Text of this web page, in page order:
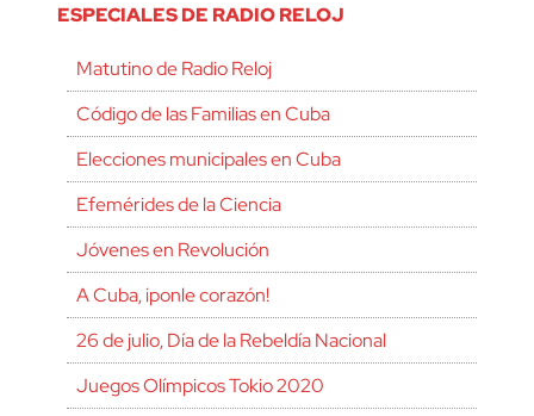
ESPECIALES DE RADIO RELOJ
Matutino de Radio Reloj
Código de las Familias en Cuba
Elecciones municipales en Cuba
Efemérides de la Ciencia
Jóvenes en Revolución
A Cuba, ¡ponle corazón!
26 de julio, Día de la Rebeldía Nacional
Juegos Olímpicos Tokio 2020